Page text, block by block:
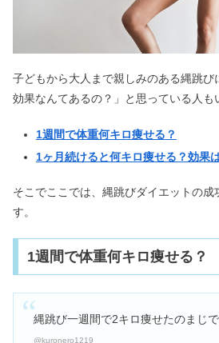
エグータムの効
悪い？ドンキで
洋服の青山はや
との違い＆ヤン
ソファダイニン
リットとは？一
超音波トリート
子どもから大人まで親しみのある縄跳び
効果なんてあるの？」と思っている人も
1週間で体重何キロ痩せる？
1ヶ月続けると何キロ痩せる？効果
そこでここでは、縄跳びダイエットの成
す。
1週間で体重何キロ痩せる？
縄跳び一週間で2キロ痩せたのまじ
@kuronero1219